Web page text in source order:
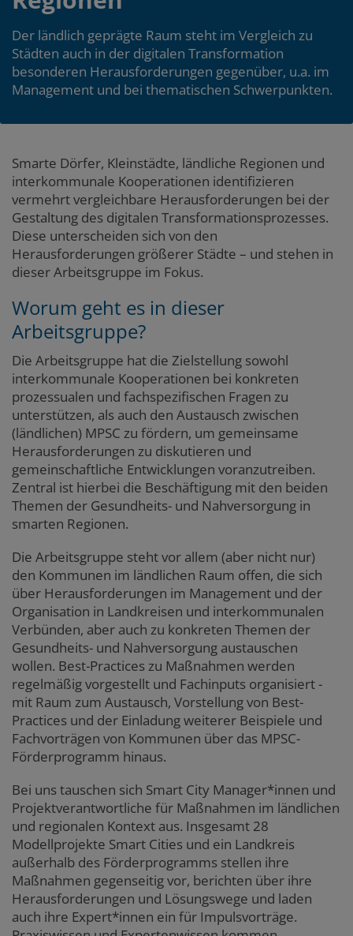
Der ländlich geprägte Raum steht im Vergleich zu
Städten auch in der digitalen Transformation
besonderen Herausforderungen gegenüber, u.a. im
Management und bei thematischen Schwerpunkten.
Zum
Seitenbereich
Zum
Hauptinhalt
Abschnitt
1
Smarte Dörfer, Kleinstädte, ländliche Regionen und
interkommunale Kooperationen identifizieren
vermehrt vergleichbare Herausforderungen bei der
Gestaltung des digitalen Transformationsprozesses.
Diese unterscheiden sich von den
Herausforderungen größerer Städte – und stehen in
dieser Arbeitsgruppe im Fokus.
Worum geht es in dieser
Arbeitsgruppe?
Die Arbeitsgruppe hat die Zielstellung sowohl
interkommunale Kooperationen bei konkreten
prozessualen und fachspezifischen Fragen zu
unterstützen, als auch den Austausch zwischen
(ländlichen) MPSC zu fördern, um gemeinsame
Herausforderungen zu diskutieren und
gemeinschaftliche Entwicklungen voranzutreiben.
Zentral ist hierbei die Beschäftigung mit den beiden
Themen der Gesundheits- und Nahversorgung in
smarten Regionen.
Die Arbeitsgruppe steht vor allem (aber nicht nur)
den Kommunen im ländlichen Raum offen, die sich
über Herausforderungen im Management und der
Organisation in Landkreisen und interkommunalen
Verbünden, aber auch zu konkreten Themen der
Gesundheits- und Nahversorgung austauschen
wollen. Best-Practices zu Maßnahmen werden
regelmäßig vorgestellt und Fachinputs organisiert -
mit Raum zum Austausch, Vorstellung von Best-
Practices und der Einladung weiterer Beispiele und
Fachvorträgen von Kommunen über das MPSC-
Förderprogramm hinaus.
Bei uns tauschen sich Smart City Manager*innen und
Projektverantwortliche für Maßnahmen im ländlichen
und regionalen Kontext aus. Insgesamt 28
Modellprojekte Smart Cities und ein Landkreis
außerhalb des Förderprogramms stellen ihre
Maßnahmen gegenseitig vor, berichten über ihre
Herausforderungen und Lösungswege und laden
auch ihre Expert*innen ein für Impulsvorträge.